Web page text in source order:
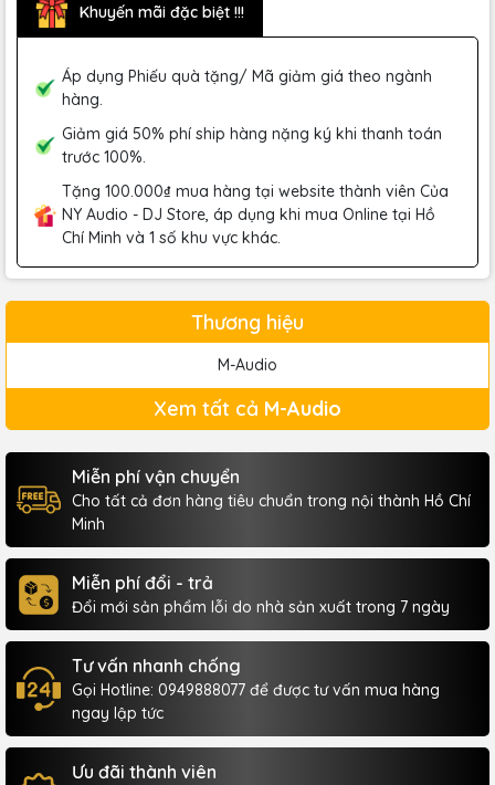
Khuyến mãi đặc biệt !!!
Áp dụng Phiếu quà tặng/ Mã giảm giá theo ngành
hàng.
Giảm giá 50% phí ship hàng nặng ký khi thanh toán
trước 100%.
Tặng 100.000₫ mua hàng tại website thành viên Của
NY Audio - DJ Store, áp dụng khi mua Online tại Hồ
Chí Minh và 1 số khu vực khác.
Thương hiệu
M-Audio
Xem tất cả M-Audio
Miễn phí vận chuyển
Cho tất cả đơn hàng tiêu chuẩn trong nội thành Hồ Chí
Minh
Miễn phí đổi - trả
Đổi mới sản phẩm lỗi do nhà sản xuất trong 7 ngày
Tư vấn nhanh chống
Gọi Hotline: 0949888077 để được tư vấn mua hàng
ngay lập tức
Ưu đãi thành viên